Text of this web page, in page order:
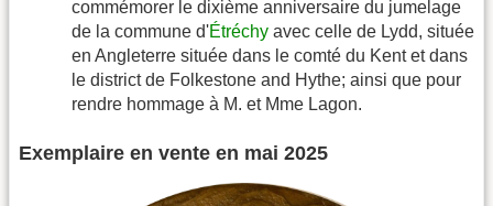
commémorer le dixième anniversaire du jumelage
de la commune d'Étréchy avec celle de Lydd, située
en Angleterre située dans le comté du Kent et dans
le district de Folkestone and Hythe; ainsi que pour
rendre hommage à M. et Mme Lagon.
Exemplaire en vente en mai 2025